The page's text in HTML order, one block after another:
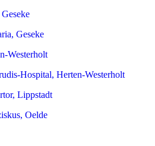
Geseke
Westerholt
Hospital, Herten-Westerholt
Lippstadt
Oelde